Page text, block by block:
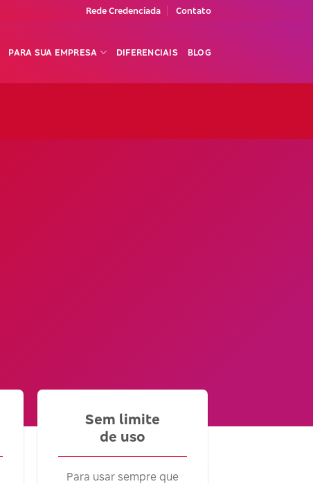
Rede Credenciada Contato
PARA SUA EMPRESA DIFERENCIAIS BLOG
Sem limite
de uso
Para usar sempre que